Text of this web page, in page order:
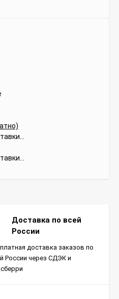
Доставка по всей
России
доставка заказов по
России через СДЭК и